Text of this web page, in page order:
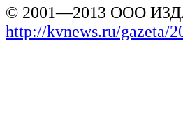
© 2001—2013 ООО
http://kvnews.ru/gazeta/